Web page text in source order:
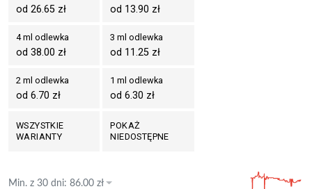
od 26.65 zł od 13.90 zł
4 ml odlewka
od 38.00 zł
3 ml odlewka
od 11.25 zł
2 ml odlewka
od 6.70 zł
1 ml odlewka
od 6.30 zł
WSZYSTKIE
WARIANTY
POKAŻ
NIEDOSTĘPNE
Min. z 30 dni: 86.00 zł